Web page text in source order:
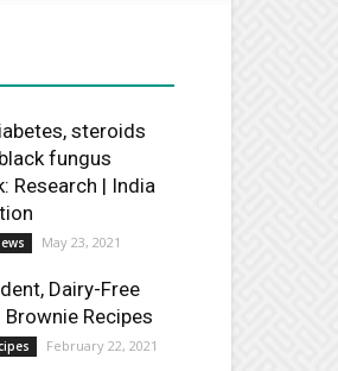
steroids
fungus
Research | India
May 23, 2021
Dairy-Free
Brownie Recipes
February 22, 2021